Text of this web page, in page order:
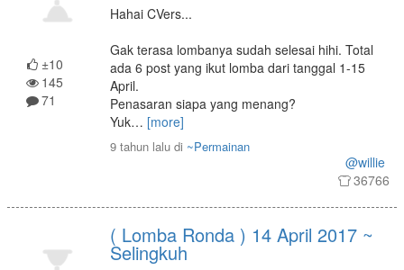
±10
145
71
Hahai CVers...
Gak terasa lombanya sudah selesai hihi. Total
ada 6 post yang ikut lomba dari tanggal 1-15
April.
Penasaran siapa yang menang?
Yuk… [more]
9 tahun lalu di ~Permainan
@willie
36766
( Lomba Ronda ) 14 April 2017 ~
Selingkuh